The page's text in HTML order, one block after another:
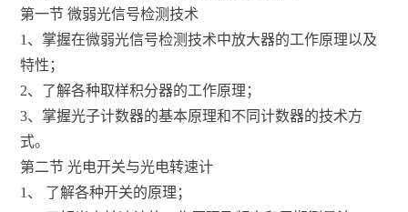
第一节 微弱光信号检测技术
1、掌握在微弱光信号检测技术中放大器的工作原理以及
特性；
2、了解各种取样积分器的工作原理；
3、掌握光子计数器的基本原理和不同计数器的技术方
式。
第二节 光电开关与光电转速计
1、 了解各种开关的原理；